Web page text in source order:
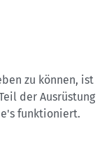
zu können, ist
der Ausrüstung
funktioniert.